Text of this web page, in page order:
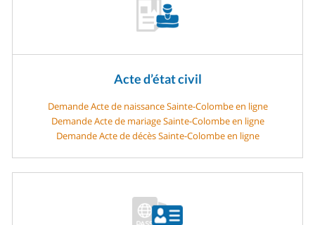
Acte d’état civil
Demande Acte de naissance Sainte-Colombe en ligne
Demande Acte de mariage Sainte-Colombe en ligne
Demande Acte de décès Sainte-Colombe en ligne